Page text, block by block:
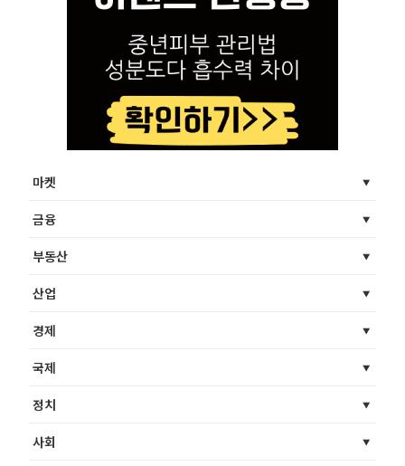
마켓
금융
부동산
산업
경제
국제
정치
사회